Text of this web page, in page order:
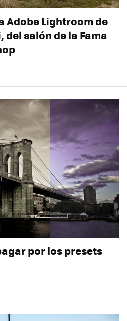
Adobe Lightroom de
salón de la Fama
por los presets